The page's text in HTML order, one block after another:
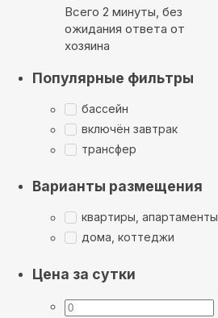
Всего 2 минуты, без
ожидания ответа от
хозяина
Популярные фильтры
бассейн
включён завтрак
трансфер
Варианты размещения
квартиры, апартаменты
дома, коттеджи
Цена за сутки